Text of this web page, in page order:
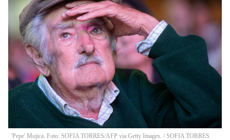
'Pepe' Mujica. Foto: SOFIA TORRES/AFP via Getty Images. / SOFIA TORRES